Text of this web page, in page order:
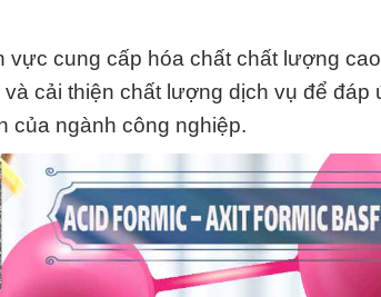
cung cấp hóa chất chất lượng
cải thiện chất lượng dịch vụ để đáp
của ngành công nghiệp.